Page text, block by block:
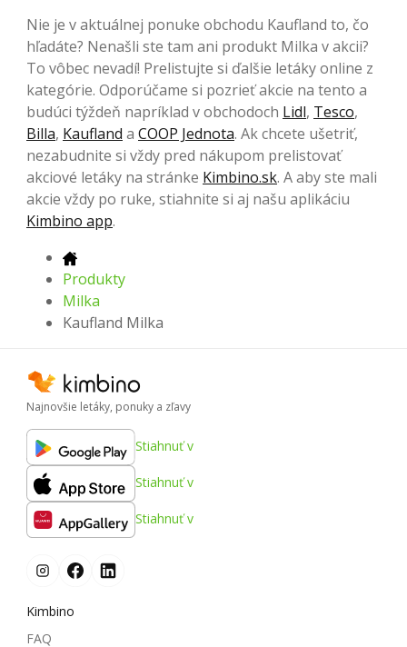
Nie je v aktuálnej ponuke obchodu Kaufland to, čo
hľadáte? Nenašli ste tam ani produkt Milka v akcii?
To vôbec nevadí! Prelistujte si ďalšie letáky online z
kategórie. Odporúčame si pozrieť akcie na tento a
budúci týždeň napríklad v obchodoch Lidl, Tesco,
Billa, Kaufland a COOP Jednota. Ak chcete ušetriť,
nezabudnite si vždy pred nákupom prelistovať
akciové letáky na stránke Kimbino.sk. A aby ste mali
akcie vždy po ruke, stiahnite si aj našu aplikáciu
Kimbino app.
Produkty
Milka
Kaufland Milka
Najnovšie letáky, ponuky a zľavy
Stiahnuť v
Stiahnuť v
Stiahnuť v
Kimbino
FAQ